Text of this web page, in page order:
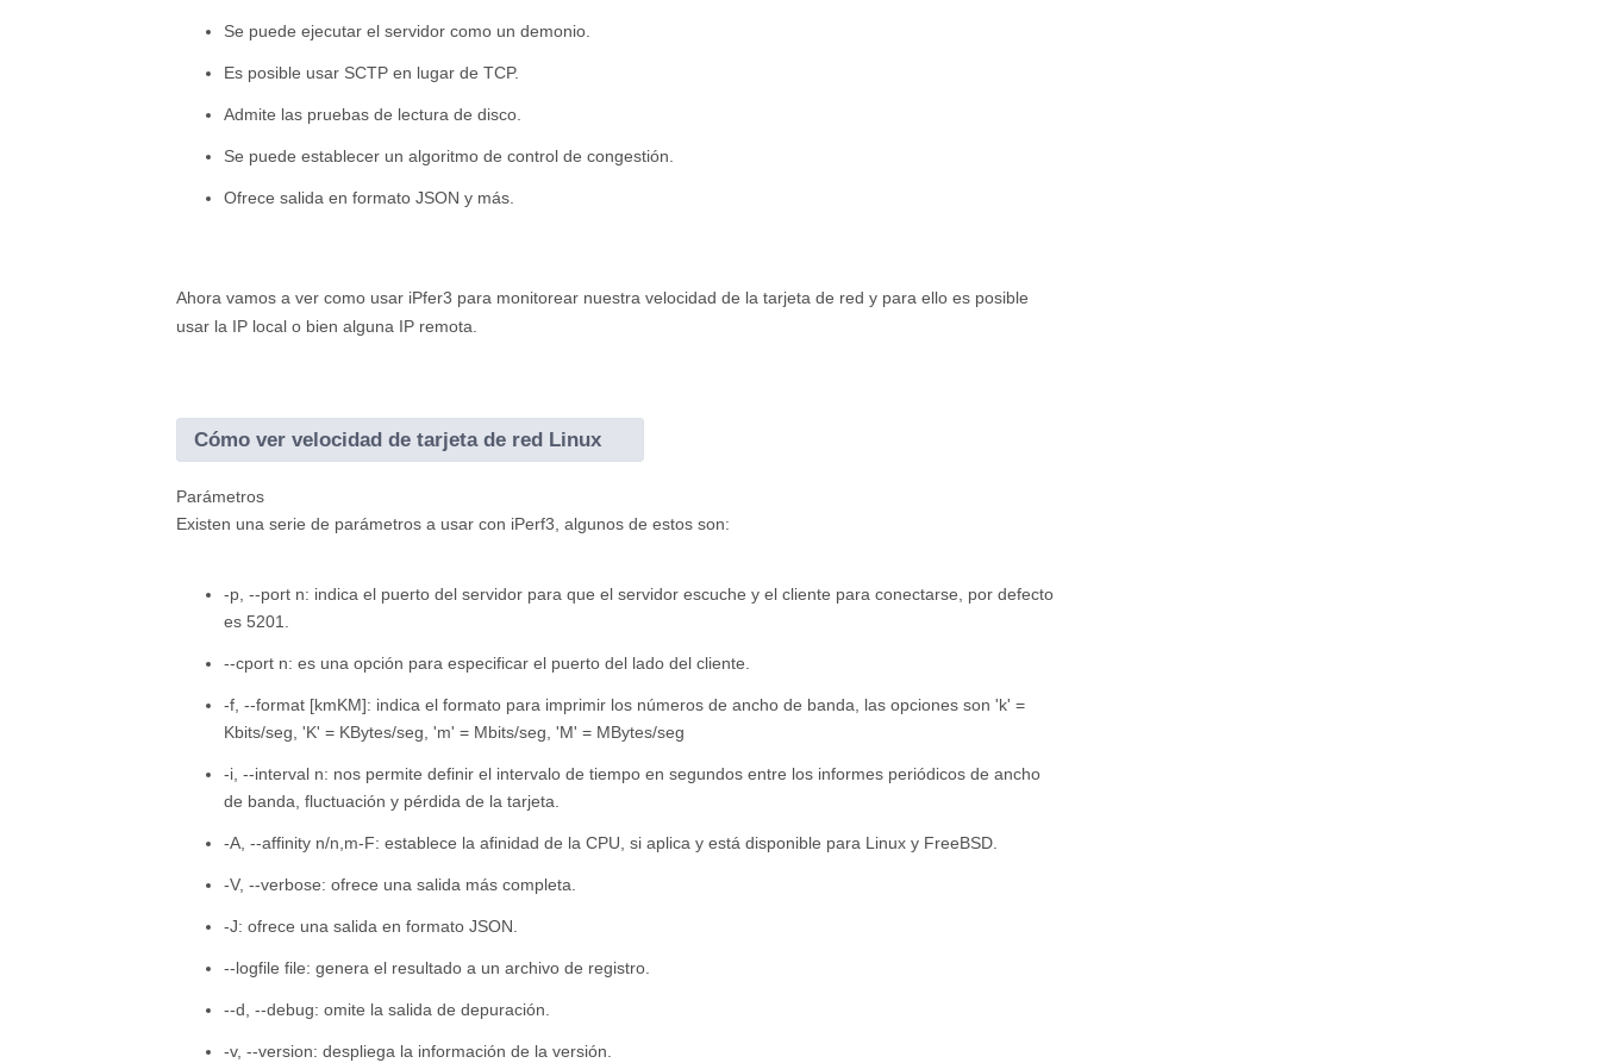
Se puede ejecutar el servidor como un demonio.
Es posible usar SCTP en lugar de TCP.
Admite las pruebas de lectura de disco.
Se puede establecer un algoritmo de control de congestión.
Ofrece salida en formato JSON y más.
Ahora vamos a ver como usar iPfer3 para monitorear nuestra velocidad de la tarjeta de red y para ello es posible
usar la IP local o bien alguna IP remota.
Cómo ver velocidad de tarjeta de red Linux
Parámetros
Existen una serie de parámetros a usar con iPerf3, algunos de estos son:
-p, --port n: indica el puerto del servidor para que el servidor escuche y el cliente para conectarse, por defecto
es 5201.
--cport n: es una opción para especificar el puerto del lado del cliente.
-f, --format [kmKM]: indica el formato para imprimir los números de ancho de banda, las opciones son 'k' =
Kbits/seg, 'K' = KBytes/seg, 'm' = Mbits/seg, 'M' = MBytes/seg
-i, --interval n: nos permite definir el intervalo de tiempo en segundos entre los informes periódicos de ancho
de banda, fluctuación y pérdida de la tarjeta.
-A, --affinity n/n,m-F: establece la afinidad de la CPU, si aplica y está disponible para Linux y FreeBSD.
-V, --verbose: ofrece una salida más completa.
-J: ofrece una salida en formato JSON.
--logfile file: genera el resultado a un archivo de registro.
--d, --debug: omite la salida de depuración.
-v, --version: despliega la información de la versión.